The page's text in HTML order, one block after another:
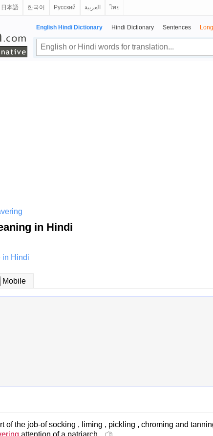
日本語 한국어 Русский العربية ไทย
English Hindi Dictionary Hindi Dictionary Sentences
in Hindi
in Hindi
Mobile
of the job-of socking , liming , pickling , chroming and
attention of a patriarch .